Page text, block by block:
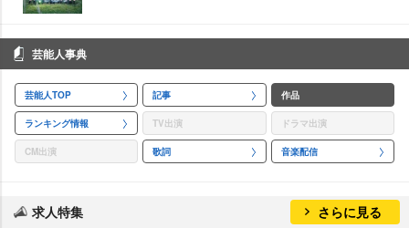
芸能人事典
芸能人TOP 記事 作品
ランキング情報 TV出演 ドラマ出演
CM出演 歌詞 音楽配信
求人特集 さらに見る